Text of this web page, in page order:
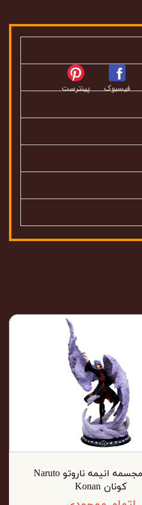
فیگور مجسمه انیمه ناروتو Naruto
کونان Konan
فیسبوک پینترست